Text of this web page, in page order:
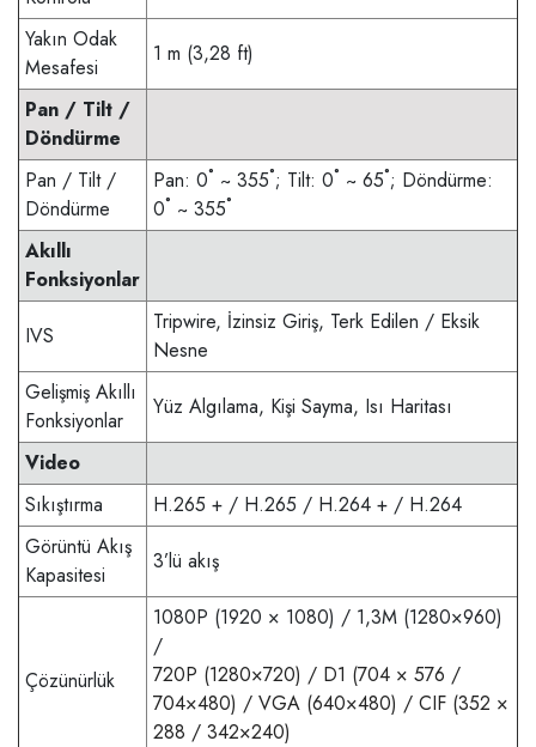
Yakın Odak
Mesafesi
1 m (3,28 ft)
Pan / Tilt /
Döndürme
Pan / Tilt /
Döndürme
Pan: 0˚ ~ 355˚; Tilt: 0˚ ~ 65˚; Döndürme:
0˚ ~ 355˚
Akıllı
Fonksiyonlar
IVS
Tripwire, İzinsiz Giriş, Terk Edilen / Eksik
Nesne
Gelişmiş Akıllı
Fonksiyonlar
Yüz Algılama, Kişi Sayma, Isı Haritası
Video
Sıkıştırma
H.265 + / H.265 / H.264 + / H.264
Görüntü Akış
Kapasitesi
3’lü akış
Çözünürlük
1080P (1920 × 1080) / 1,3M (1280×960)
/
720P (1280×720) / D1 (704 × 576 /
704×480) / VGA (640×480) / CIF (352 ×
288 / 342×240)